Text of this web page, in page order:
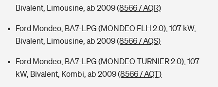
Bivalent, Limousine, ab 2009(8566 / AQR)
Ford Mondeo, BA7-LPG (MONDEO FLH 2.0), 107 kW,
Bivalent, Limousine, ab 2009(8566 / AQS)
Ford Mondeo, BA7-LPG (MONDEO TURNIER 2.0), 107
kW, Bivalent, Kombi, ab 2009(8566 / AQT)